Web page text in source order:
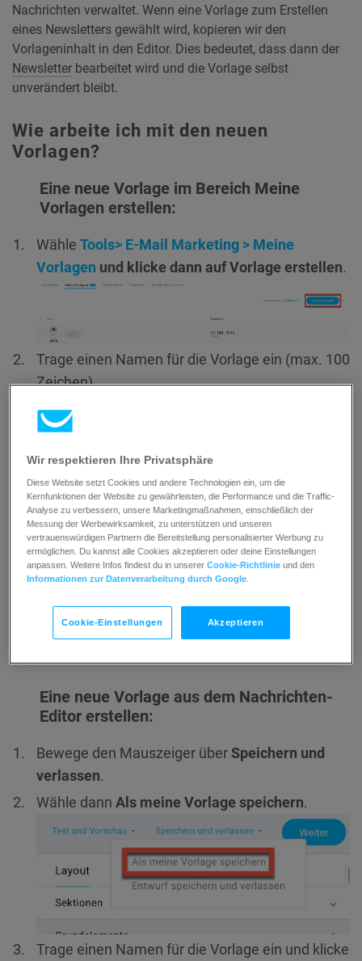
Nachrichten verwaltet. Wenn eine Vorlage zum Erstellen
eines Newsletters gewählt wird, kopieren wir den
Vorlageninhalt in den Editor. Dies bedeutet, dass dann der
Newsletter bearbeitet wird und die Vorlage selbst
unverändert bleibt.
Wie arbeite ich mit den neuen
Vorlagen?
Eine neue Vorlage im Bereich Meine
Vorlagen erstellen:
Wähle Tools> E-Mail Marketing > Meine
Vorlagen und klicke dann auf Vorlage erstellen.
Trage einen Namen für die Vorlage ein (max. 100
Zeichen).
Wähle
HTML-Edito
erstelle dann die gewünschte
Nachrichtenvorlage.
Eine neue Vorlage aus dem Nachrichten-
Editor erstellen:
Bewege den Mauszeiger überSpeichern und
verlassen.
Wähle dann Als meine Vorlage speichern.
Trage einen Namen für die Vorlage ein und klicke
Wir respektieren Ihre Privatsphäre
Diese Website setzt Cookies und andere Technologien ein, um die
Kernfunktionen der Website zu gewährleisten, die Performance und die Traffic-
Analyse zu verbessern, unsere Marketingmaßnahmen, einschließlich der
Messung der Werbewirksamkeit, zu unterstützen und unseren
vertrauenswürdigen Partnern die Bereitstellung personalisierter Werbung zu
ermöglichen. Du kannst alle Cookies akzeptieren oder deine Einstellungen
anpassen. Weitere Infos findest du in unsererCookie-Richtlinie und den
Informationen zur Datenverarbeitung durch Google
Cookie-Einstellungen Akzeptieren